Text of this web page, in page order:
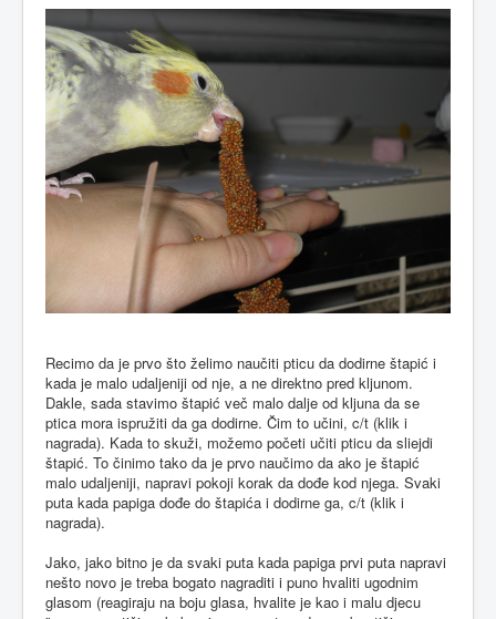
Recimo da je prvo što želimo naučiti pticu da dodirne štapić i
kada je malo udaljeniji od nje, a ne direktno pred kljunom.
Dakle, sada stavimo štapić več malo dalje od kljuna da se
ptica mora ispružiti da ga dodirne. Čim to učini, c/t (klik i
nagrada). Kada to skuži, možemo početi učiti pticu da sliejdi
štapić. To činimo tako da je prvo naučimo da ako je štapić
malo udaljeniji, napravi pokoji korak da dođe kod njega. Svaki
puta kada papiga dođe do štapića i dodirne ga, c/t (klik i
nagrada).
Jako, jako bitno je da svaki puta kada papiga prvi puta napravi
nešto novo je treba bogato nagraditi i puno hvaliti ugodnim
glasom (reagiraju na boju glasa, hvalite je kao i malu djecu